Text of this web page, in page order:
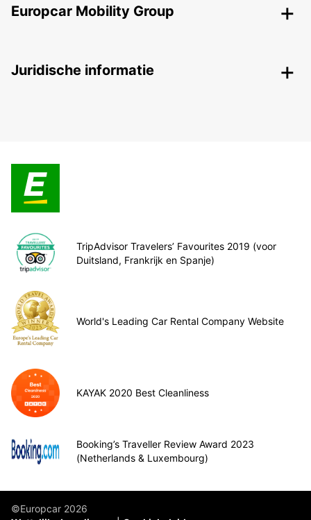
Europcar Mobility Group
Juridische informatie
TripAdvisor Travelers’ Favourites 2019 (voor
Duitsland, Frankrijk en Spanje)
World's Leading Car Rental Company Website
KAYAK 2020 Best Cleanliness
Booking’s Traveller Review Award 2023
(Netherlands & Luxembourg)
©Europcar 2026